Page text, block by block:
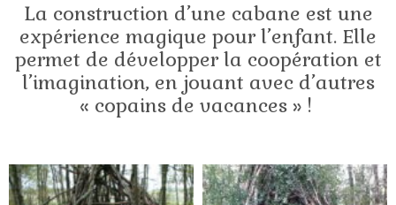
La construction d’une cabane est une
expérience magique pour l’enfant. Elle
permet de développer la coopération et
l’imagination, en jouant avec d’autres
« copains de vacances » !